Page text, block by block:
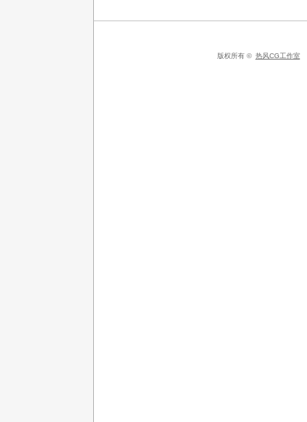
版权所有 © 热风CG工作室